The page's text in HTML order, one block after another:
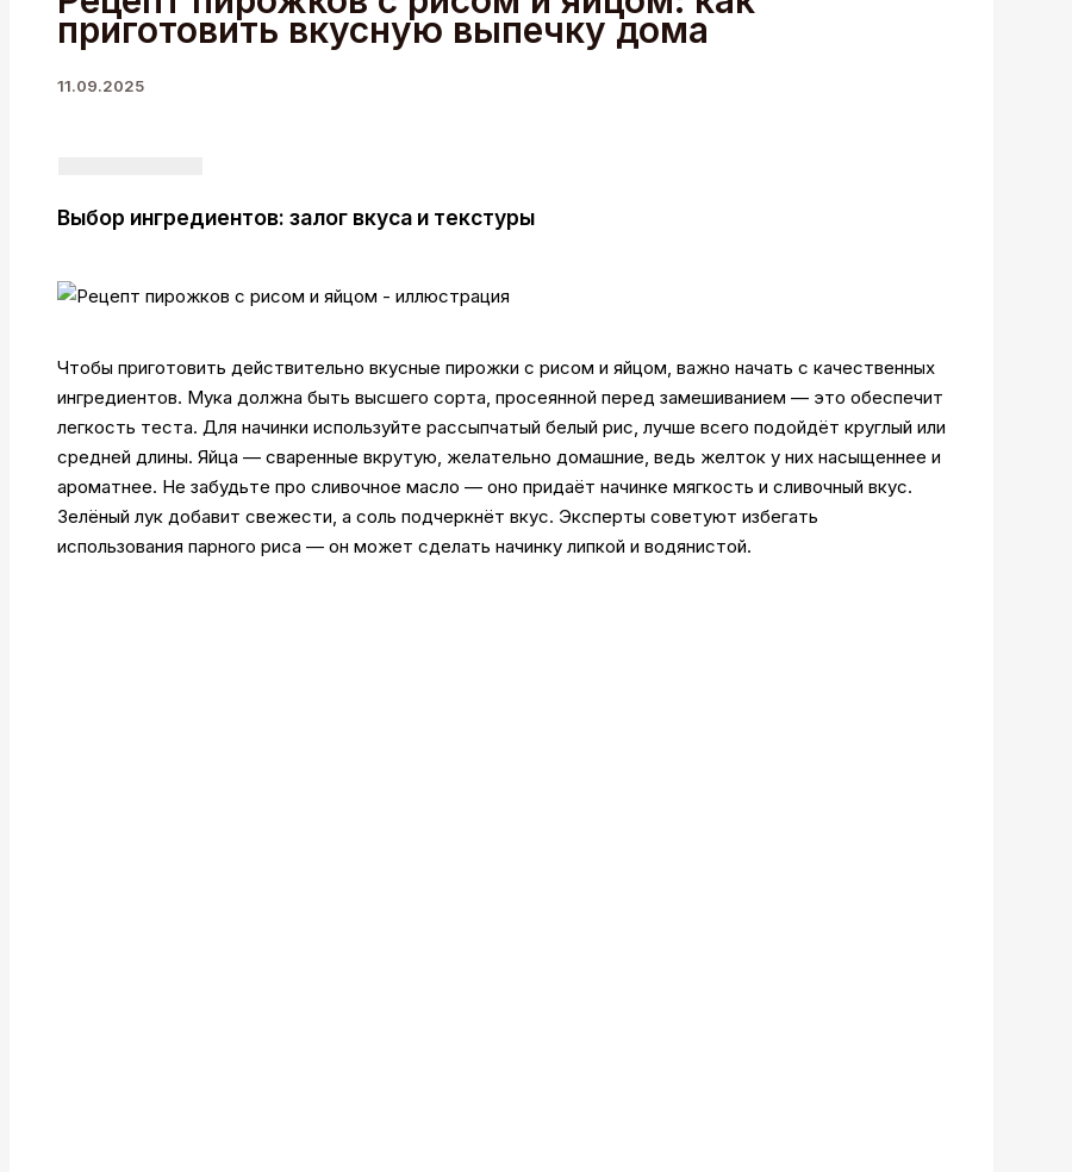
приготовить вкусную выпечку дома
11.09.2025
Выбор ингредиентов: залог вкуса и текстуры
Чтобы приготовить действительно вкусные пирожки с рисом и яйцом, важно начать с качественных
ингредиентов. Мука должна быть высшего сорта, просеянной перед замешиванием — это обеспечит
легкость теста. Для начинки используйте рассыпчатый белый рис, лучше всего подойдёт круглый или
средней длины. Яйца — сваренные вкрутую, желательно домашние, ведь желток у них насыщеннее и
ароматнее. Не забудьте про сливочное масло — оно придаёт начинке мягкость и сливочный вкус.
Зелёный лук добавит свежести, а соль подчеркнёт вкус. Эксперты советуют избегать
использования парного риса — он может сделать начинку липкой и водянистой.